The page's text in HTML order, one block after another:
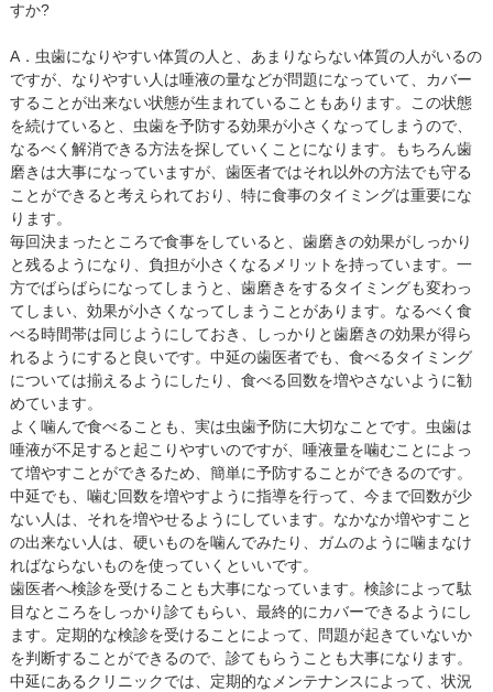
すか?
A．虫歯になりやすい体質の人と、あまりならない体質の人がいるの
ですが、なりやすい人は唾液の量などが問題になっていて、カバー
することが出来ない状態が生まれていることもあります。この状態
を続けていると、虫歯を予防する効果が小さくなってしまうので、
なるべく解消できる方法を探していくことになります。もちろん歯
磨きは大事になっていますが、歯医者ではそれ以外の方法でも守る
ことができると考えられており、特に食事のタイミングは重要にな
ります。
毎回決まったところで食事をしていると、歯磨きの効果がしっかり
と残るようになり、負担が小さくなるメリットを持っています。一
方でばらばらになってしまうと、歯磨きをするタイミングも変わっ
てしまい、効果が小さくなってしまうことがあります。なるべく食
べる時間帯は同じようにしておき、しっかりと歯磨きの効果が得ら
れるようにすると良いです。中延の歯医者でも、食べるタイミング
については揃えるようにしたり、食べる回数を増やさないように勧
めています。
よく噛んで食べることも、実は虫歯予防に大切なことです。虫歯は
唾液が不足すると起こりやすいのですが、唾液量を噛むことによっ
て増やすことができるため、簡単に予防することができるのです。
中延でも、噛む回数を増やすように指導を行って、今まで回数が少
ない人は、それを増やせるようにしています。なかなか増やすこと
の出来ない人は、硬いものを噛んでみたり、ガムのように噛まなけ
ればならないものを使っていくといいです。
歯医者へ検診を受けることも大事になっています。検診によって駄
目なところをしっかり診てもらい、最終的にカバーできるようにし
ます。定期的な検診を受けることによって、問題が起きていないか
を判断することができるので、診てもらうことも大事になります。
中延にあるクリニックでは、定期的なメンテナンスによって、状況